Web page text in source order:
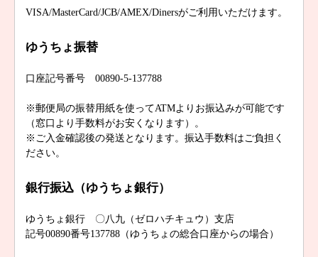
VISA/MasterCard/JCB/AMEX/Dinersがご利用いただけます。
ゆうちょ振替
口座記号番号 00890-5-137788
※郵便局の振替用紙を使ってATMよりお振込みが可能です
（窓口より手数料がお安くなります）。
※ご入金確認後の発送となります。振込手数料はご負担く
ださい。
銀行振込（ゆうちょ銀行）
ゆうちょ銀行 〇八九（ゼロハチキュウ）支店
記号00890番号137788（ゆうちょの総合口座からの場合）